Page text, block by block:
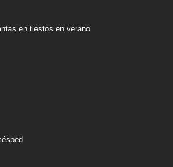
en tiestos en verano